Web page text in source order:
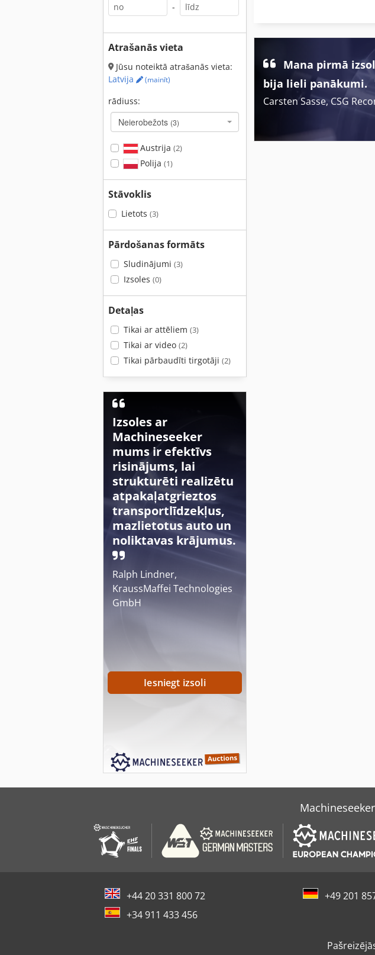
-
Atrašanās vieta
Jūsu noteiktā atrašanās vieta:
Latvija
(mainīt)
rādiuss:
Neierobežots (3)
Austrija (2)
Polija (1)
Stāvoklis
Lietots (3)
Pārdošanas formāts
Sludinājumi (3)
Izsoles (0)
Detaļas
Tikai ar attēliem (3)
Tikai ar video (2)
Tikai pārbaudīti tirgotāji (2)
Izsoles ar
Machineseeker
mums ir efektīvs
risinājums, lai
strukturēti realizētu
atpakaļatgrieztos
transportlīdzekļus,
mazlietotus auto un
noliktavas krājumus.
Ralph Lindner,
KraussMaffei Technologies
GmbH
Iesniegt izsoli
Atlas Copco Ga 15 Vsd
Mana pirmā
bija lieli panākumi.
Carsten Sasse, CSG
+44 20 331 800 72 +49 201
+34 911 433 456